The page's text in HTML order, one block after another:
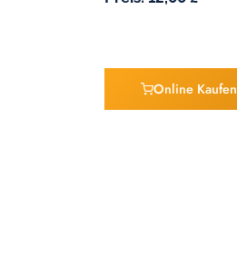
Online Kaufen